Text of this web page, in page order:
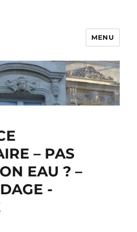
MENU
– PAS
EAU ? –
-